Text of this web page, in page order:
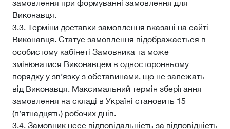
замовлення при формуванні замовлення для
Виконавця.
3.3. Терміни доставки замовлення вказані на сайті
Виконавця. Статус замовлення відображається в
особистому кабінеті Замовника та може
змінюватися Виконавцем в односторонньому
порядку у зв’язку з обставинами, що не залежать
від Виконавця. Максимальний термін зберігання
замовлення на складі в Україні становить 15
(п’ятнадцять) робочих днів.
3.4. Замовник несе відповідальність за відповідність